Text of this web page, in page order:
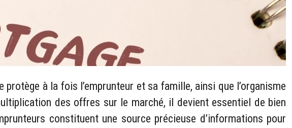
à la fois l’emprunteur et sa famille, ainsi que l’organisme
des offres sur le marché, il devient essentiel de bien
constituent une source précieuse d’informations pour